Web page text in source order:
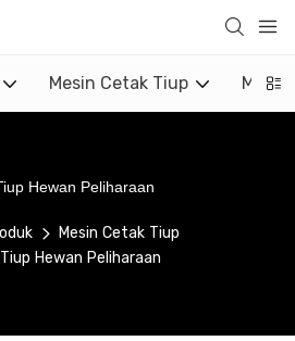
Mesin Cetak Tiup Mesin
Hewan Peliharaan
Mesin Cetak Tiup
Hewan Peliharaan